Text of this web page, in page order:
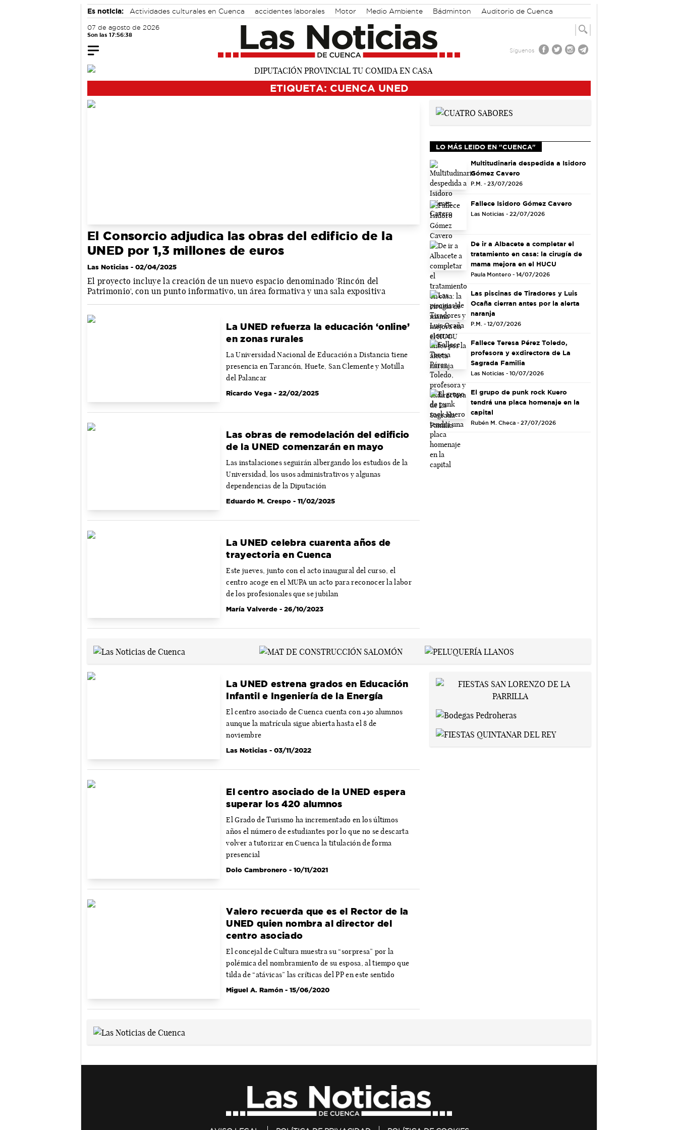
Es noticia: Actividades culturales en Cuenca accidentes laborales Motor Medio Ambiente Bádminton
Auditorio de Cuenca
07 de agosto de 2026
Son las 17:56:39
Síguenos
ETIQUETA: CUENCA UNED
El Consorcio adjudica las obras del edificio de la
UNED por 1,3 millones de euros
Las Noticias - 02/04/2025
El proyecto incluye la creación de un nuevo espacio denominado 'Rincón del
Patrimonio', con un punto informativo, un área formativa y una sala expositiva
La UNED refuerza la educación ‘online’
en zonas rurales
La Universidad Nacional de Educación a Distancia tiene
presencia en Tarancón, Huete, San Clemente y Motilla
del Palancar
Ricardo Vega - 22/02/2025
Las obras de remodelación del edificio
de la UNED comenzarán en mayo
Las instalaciones seguirán albergando los estudios de la
Universidad, los usos administrativos y algunas
dependencias de la Diputación
Eduardo M. Crespo - 11/02/2025
La UNED celebra cuarenta años de
trayectoria en Cuenca
Este jueves, junto con el acto inaugural del curso, el
centro acoge en el MUPA un acto para reconocer la labor
de los profesionales que se jubilan
María Valverde - 26/10/2023
LO MÁS LEIDO EN "CUENCA"
Multitudinaria despedida a Isidoro
Gómez Cavero
P.M. - 23/07/2026
Fallece Isidoro Gómez Cavero
Las Noticias - 22/07/2026
De ir a Albacete a completar el
tratamiento en casa: la cirugía de
mama mejora en el HUCU
Paula Montero - 14/07/2026
Las piscinas de Tiradores y Luis
Ocaña cierran antes por la alerta
naranja
P.M. - 12/07/2026
Fallece Teresa Pérez Toledo,
profesora y exdirectora de La
Sagrada Familia
Las Noticias - 10/07/2026
El grupo de punk rock Kuero
tendrá una placa homenaje en la
capital
Rubén M. Checa - 27/07/2026
La UNED estrena grados en Educación
Infantil e Ingeniería de la Energía
El centro asociado de Cuenca cuenta con 430 alumnos
aunque la matrícula sigue abierta hasta el 8 de
noviembre
Las Noticias - 03/11/2022
El centro asociado de la UNED espera
superar los 420 alumnos
El Grado de Turismo ha incrementado en los últimos
años el número de estudiantes por lo que no se descarta
volver a tutorizar en Cuenca la titulación de forma
presencial
Dolo Cambronero - 10/11/2021
Valero recuerda que es el Rector de la
UNED quien nombra al director del
centro asociado
El concejal de Cultura muestra su “sorpresa” por la
polémica del nombramiento de su esposa, al tiempo que
tilda de “atávicas” las críticas del PP en este sentido
Miguel A. Ramón - 15/06/2020